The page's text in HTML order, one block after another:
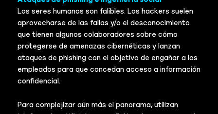
Los seres humanos son falibles. Los hackers suelen
aprovecharse de las fallas y/o el desconocimiento
que tienen algunos colaboradores sobre cómo
protegerse de amenazas cibernéticas y lanzan
ataques de phishing con el objetivo de engañar a los
empleados para que concedan acceso a información
confidencial.
Para complejizar aún más el panorama, utilizan